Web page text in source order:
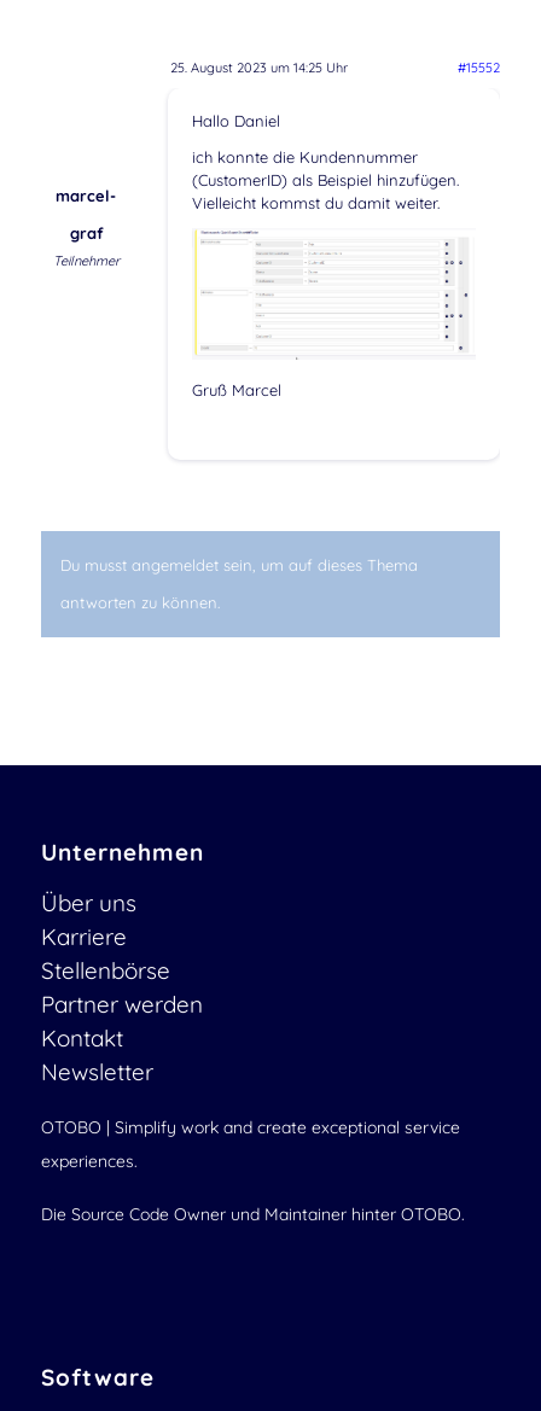
25. August 2023 um 14:25 Uhr #15552
marcel-
graf
Teilnehmer
Hallo Daniel
ich konnte die Kundennummer
(CustomerID) als Beispiel hinzufügen.
Vielleicht kommst du damit weiter.
Gruß Marcel
Du musst angemeldet sein, um auf dieses Thema
antworten zu können.
Unternehmen
Über uns
Karriere
Stellenbörse
Partner werden
Kontakt
Newsletter
OTOBO | Simplify work and create exceptional service
experiences.
Die Source Code Owner und Maintainer hinter OTOBO.
Software